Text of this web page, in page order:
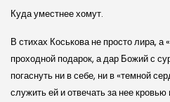
Куда уместнее хомут.
В стихах Коськова не просто лира, а
проходной подарок, а дар Божий с
погаснуть ни в себе, ни в «темной
служить ей и отвечать за нее